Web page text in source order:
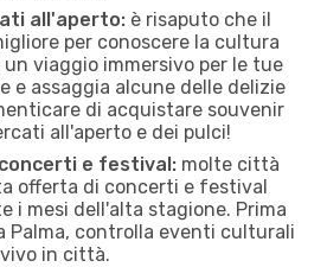
all'aperto: è risaputo che il
per conoscere la cultura
un viaggio immersivo per le tue
e assaggia alcune delle delizie
di acquistare souvenir
all'aperto e dei pulci!
e festival: molte città
offerta di concerti e festival
i mesi dell'alta stagione. Prima
Palma, controlla eventi culturali
in città.